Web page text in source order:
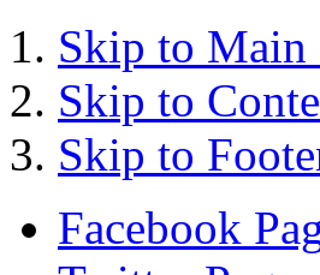
Skip to Main
Skip to
Skip to
Facebook